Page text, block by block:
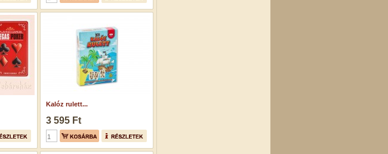
Kalóz rulett...
3 595 Ft